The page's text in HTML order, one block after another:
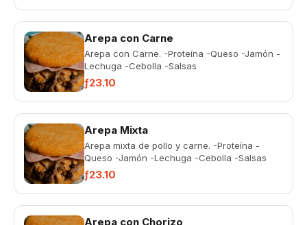
Arepa con Carne
Arepa con Carne. -Proteína -Queso -Jamón -
Lechuga -Cebolla -Salsas
ƒ23.10
Arepa Mixta
Arepa mixta de pollo y carne. -Proteína -
Queso -Jamón -Lechuga -Cebolla -Salsas
ƒ23.10
Arepa con Chorizo